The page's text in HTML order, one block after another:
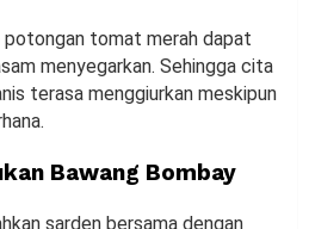
potongan tomat merah dapat
menyegarkan. Sehingga cita
terasa menggiurkan meskipun
Bawang Bombay
sarden bersama dengan